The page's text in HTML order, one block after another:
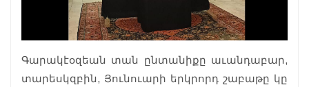
Գարակէօզեան տան ընտանիքը աւանդաբար,
տարեսկզբին, Յունուարի երկրորդ շաբաթը կը